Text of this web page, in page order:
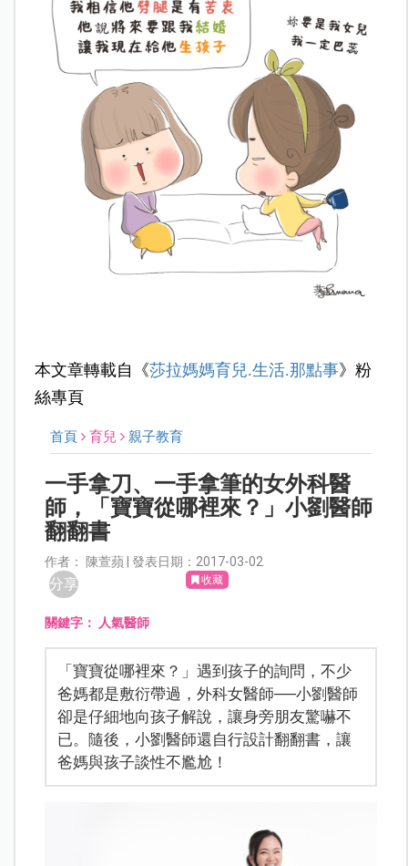
本文章轉載自《莎拉媽媽育兒.生活.那點事》粉
絲專頁
首頁 育兒 親子教育
一手拿刀、一手拿筆的女外科醫
師，「寶寶從哪裡來？」小劉醫師
翻翻書
作者： 陳萱蘋 | 發表日期：2017-03-02
分享 收藏
關鍵字： 人氣醫師
「寶寶從哪裡來？」遇到孩子的詢問，不少
爸媽都是敷衍帶過，外科女醫師──小劉醫師
卻是仔細地向孩子解說，讓身旁朋友驚嚇不
已。隨後，小劉醫師還自行設計翻翻書，讓
爸媽與孩子談性不尷尬！